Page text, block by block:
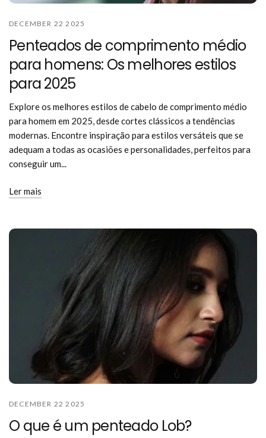
DECEMBER 22 2025
Penteados de comprimento médio
para homens: Os melhores estilos
para 2025
Explore os melhores estilos de cabelo de comprimento médio
para homem em 2025, desde cortes clássicos a tendências
modernas. Encontre inspiração para estilos versáteis que se
adequam a todas as ocasiões e personalidades, perfeitos para
conseguir um...
Ler mais
DECEMBER 22 2025
O que é um penteado Lob?